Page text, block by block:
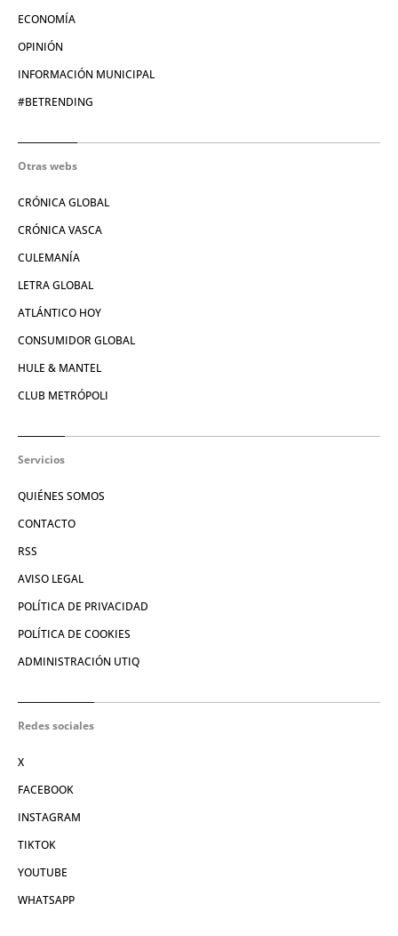
ECONOMÍA
OPINIÓN
INFORMACIÓN MUNICIPAL
#BETRENDING
Otras webs
CRÓNICA GLOBAL
CRÓNICA VASCA
CULEMANÍA
LETRA GLOBAL
ATLÁNTICO HOY
CONSUMIDOR GLOBAL
HULE & MANTEL
CLUB METRÓPOLI
Servicios
QUIÉNES SOMOS
CONTACTO
RSS
AVISO LEGAL
POLÍTICA DE PRIVACIDAD
POLÍTICA DE COOKIES
ADMINISTRACIÓN UTIQ
Redes sociales
X
FACEBOOK
INSTAGRAM
TIKTOK
YOUTUBE
WHATSAPP